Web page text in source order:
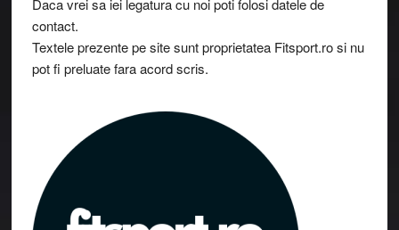
Daca vrei sa iei legatura cu noi poti folosi datele de
contact.
Textele prezente pe site sunt proprietatea Fitsport.ro si nu
pot fi preluate fara acord scris.